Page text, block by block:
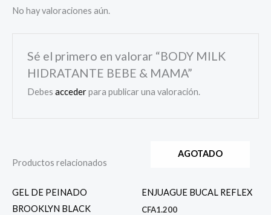
No hay valoraciones aún.
Sé el primero en valorar “BODY MILK
HIDRATANTE BEBE & MAMA”
Debesaccederpara publicar una valoración.
Productos relacionados
GEL DE PEINADO
BROOKLYN BLACK
AGOTADO
ENJUAGUE BUCAL REFLEX
CFA1.200